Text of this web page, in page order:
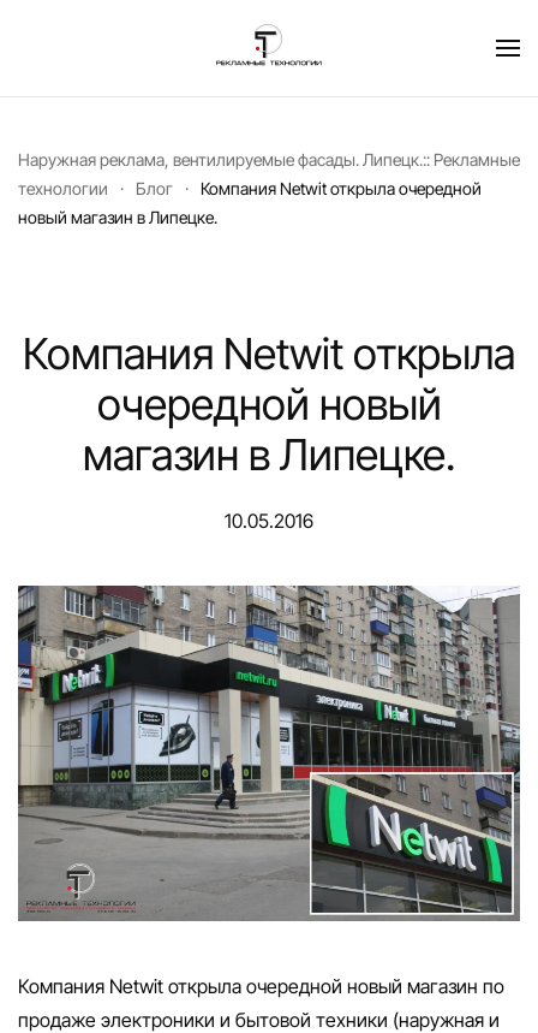
Перейти к содержимому
Наружная реклама, вентилируемые фасады. Липецк.:: Рекламные
технологии
Блог
Компания Netwit открыла очередной
новый магазин в Липецке.
Компания Netwit открыла
очередной новый
магазин в Липецке.
10.05.2016
Компания Netwit открыла очередной новый магазин по
продаже электроники и бытовой техники (наружная и